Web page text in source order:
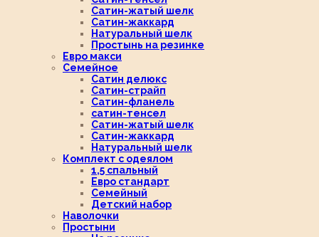
Сатин-жатый шелк
Сатин-жаккард
Натуральный шелк
Простынь на резинке
Евро макси
Семейное
Сатин делюкс
Сатин-страйп
Сатин-фланель
сатин-тенсел
Сатин-жатый шелк
Сатин-жаккард
Натуральный шелк
Комплект с одеялом
1,5 спальный
Евро стандарт
Семейный
Детский набор
Наволочки
Простыни